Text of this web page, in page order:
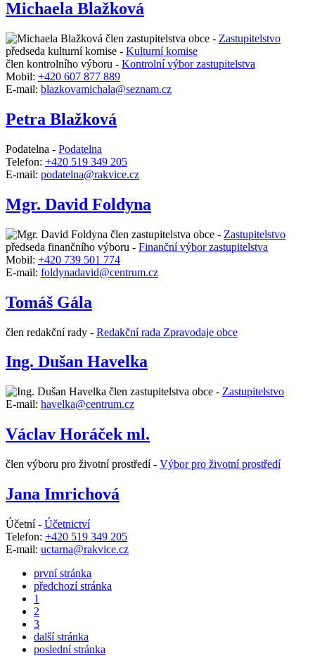
Michaela Blažková
člen zastupitelstva obce - Zastupitelstvo
předseda kulturní komise - Kulturní komise
člen kontrolního výboru - Kontrolní výbor zastupitelstva
Mobil: +420 607 877 889
E-mail: blazkovamichala@seznam.cz
Petra Blažková
Podatelna - Podatelna
Telefon: +420 519 349 205
E-mail: podatelna@rakvice.cz
Mgr. David Foldyna
člen zastupitelstva obce - Zastupitelstvo
předseda finančního výboru - Finanční výbor zastupitelstva
Mobil: +420 739 501 774
E-mail: foldynadavid@centrum.cz
Tomáš Gála
člen redakční rady - Redakční rada Zpravodaje obce
Ing. Dušan Havelka
člen zastupitelstva obce - Zastupitelstvo
E-mail: havelka@centrum.cz
Václav Horáček ml.
člen výboru pro životní prostředí - Výbor pro životní prostředí
Jana Imrichová
Účetní - Účetnictví
Telefon: +420 519 349 205
E-mail: uctarna@rakvice.cz
první stránka
předchozí stránka
1
2
3
další stránka
poslední stránka